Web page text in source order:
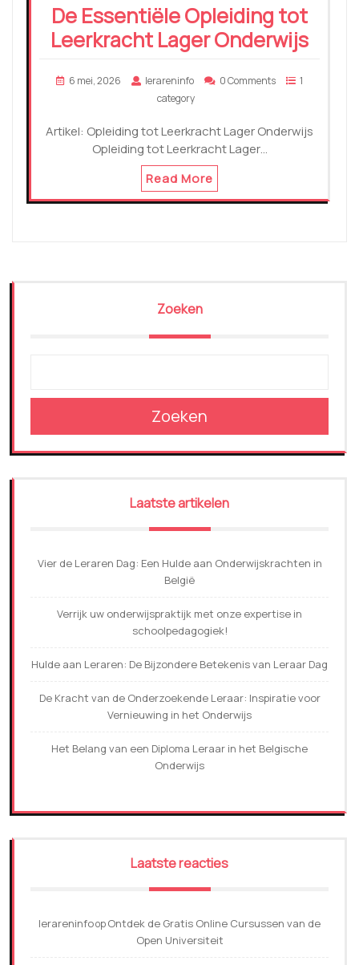
De Essentiële Opleiding tot
Leerkracht Lager Onderwijs
6 mei, 2026 lerareninfo 0 Comments
1
category
Artikel: Opleiding tot Leerkracht Lager Onderwijs
Opleiding tot Leerkracht Lager…
Read More
Zoeken
Zoeken
Laatste artikelen
Vier de Leraren Dag: Een Hulde aan Onderwijskrachten in
België
Verrijk uw onderwijspraktijk met onze expertise in
schoolpedagogiek!
Hulde aan Leraren: De Bijzondere Betekenis van Leraar Dag
De Kracht van de Onderzoekende Leraar: Inspiratie voor
Vernieuwing in het Onderwijs
Het Belang van een Diploma Leraar in het Belgische
Onderwijs
Laatste reacties
lerareninfoopOntdek de Gratis Online Cursussen van de
Open Universiteit